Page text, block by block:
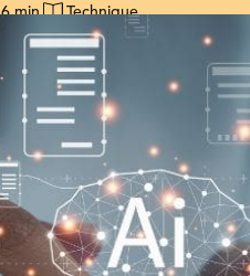
6 min Technique